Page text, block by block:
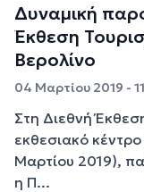
Δυναμική
Έκθεση
Βερολίνο
04 Μαρτίου 2019 -
Στη Διεθνή
εκθεσιακό
Μαρτίου 2019),
η Π...